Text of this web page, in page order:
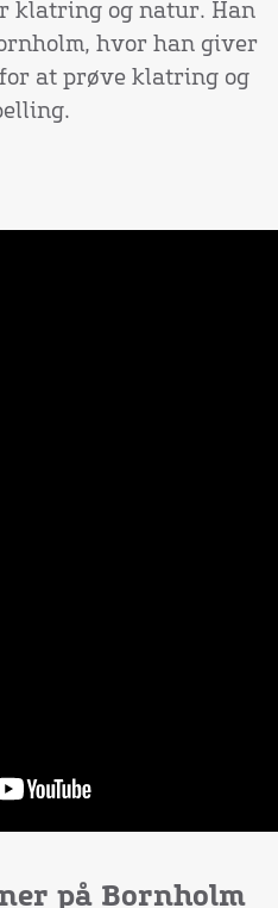
klatring og natur. Han
hvor han giver
at prøve klatring og
på Bornholm